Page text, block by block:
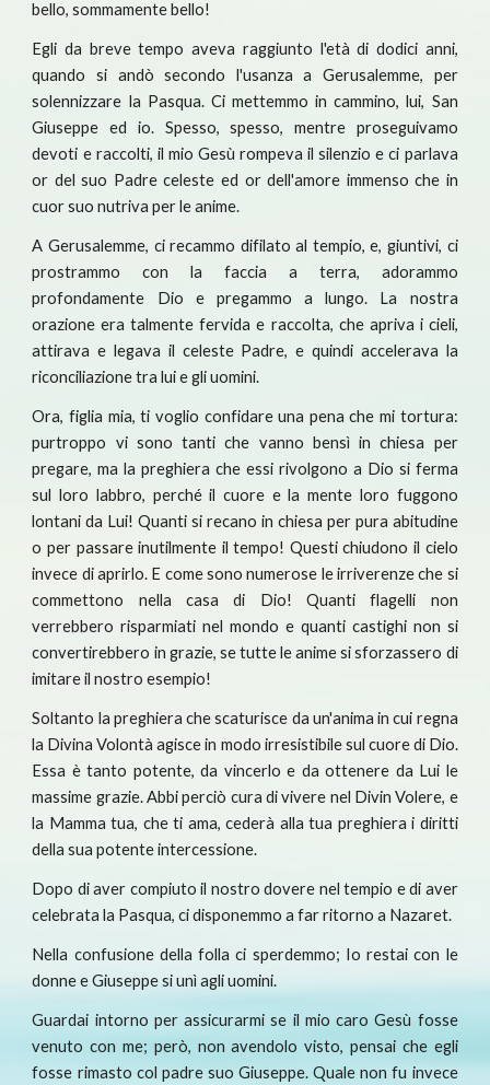
bello, sommamente bello!
Egli da breve tempo aveva raggiunto l'età di dodici anni,
quando si andò secondo l'usanza a Gerusalemme, per
solennizzare la Pasqua. Ci mettemmo in cammino, lui, San
Giuseppe ed io. Spesso, spesso, mentre proseguivamo
devoti e raccolti, il mio Gesù rompeva il silenzio e ci parlava
or del suo Padre celeste ed or dell'amore immenso che in
cuor suo nutriva per le anime.
A Gerusalemme, ci recammo difilato al tempio, e, giuntivi, ci
prostrammo con la faccia a terra, adorammo
profondamente Dio e pregammo a lungo. La nostra
orazione era talmente fervida e raccolta, che apriva i cieli,
attirava e legava il celeste Padre, e quindi accelerava la
riconciliazione tra lui e gli uomini.
Ora, figlia mia, ti voglio confidare una pena che mi tortura:
purtroppo vi sono tanti che vanno bensì in chiesa per
pregare, ma la preghiera che essi rivolgono a Dio si ferma
sul loro labbro, perché il cuore e la mente loro fuggono
lontani da Lui! Quanti si recano in chiesa per pura abitudine
o per passare inutilmente il tempo! Questi chiudono il cielo
invece di aprirlo. E come sono numerose le irriverenze che si
commettono nella casa di Dio! Quanti flagelli non
verrebbero risparmiati nel mondo e quanti castighi non si
convertirebbero in grazie, se tutte le anime si sforzassero di
imitare il nostro esempio!
Soltanto la preghiera che scaturisce da un'anima in cui regna
la Divina Volontà agisce in modo irresistibile sul cuore di Dio.
Essa è tanto potente, da vincerlo e da ottenere da Lui le
massime grazie. Abbi perciò cura di vivere nel Divin Volere, e
la Mamma tua, che ti ama, cederà alla tua preghiera i diritti
della sua potente intercessione.
Dopo di aver compiuto il nostro dovere nel tempio e di aver
celebrata la Pasqua, ci disponemmo a far ritorno a Nazaret.
Nella confusione della folla ci sperdemmo; Io restai con le
donne e Giuseppe si unì agli uomini.
Guardai intorno per assicurarmi se il mio caro Gesù fosse
venuto con me; però, non avendolo visto, pensai che egli
fosse rimasto col padre suo Giuseppe. Quale non fu invece